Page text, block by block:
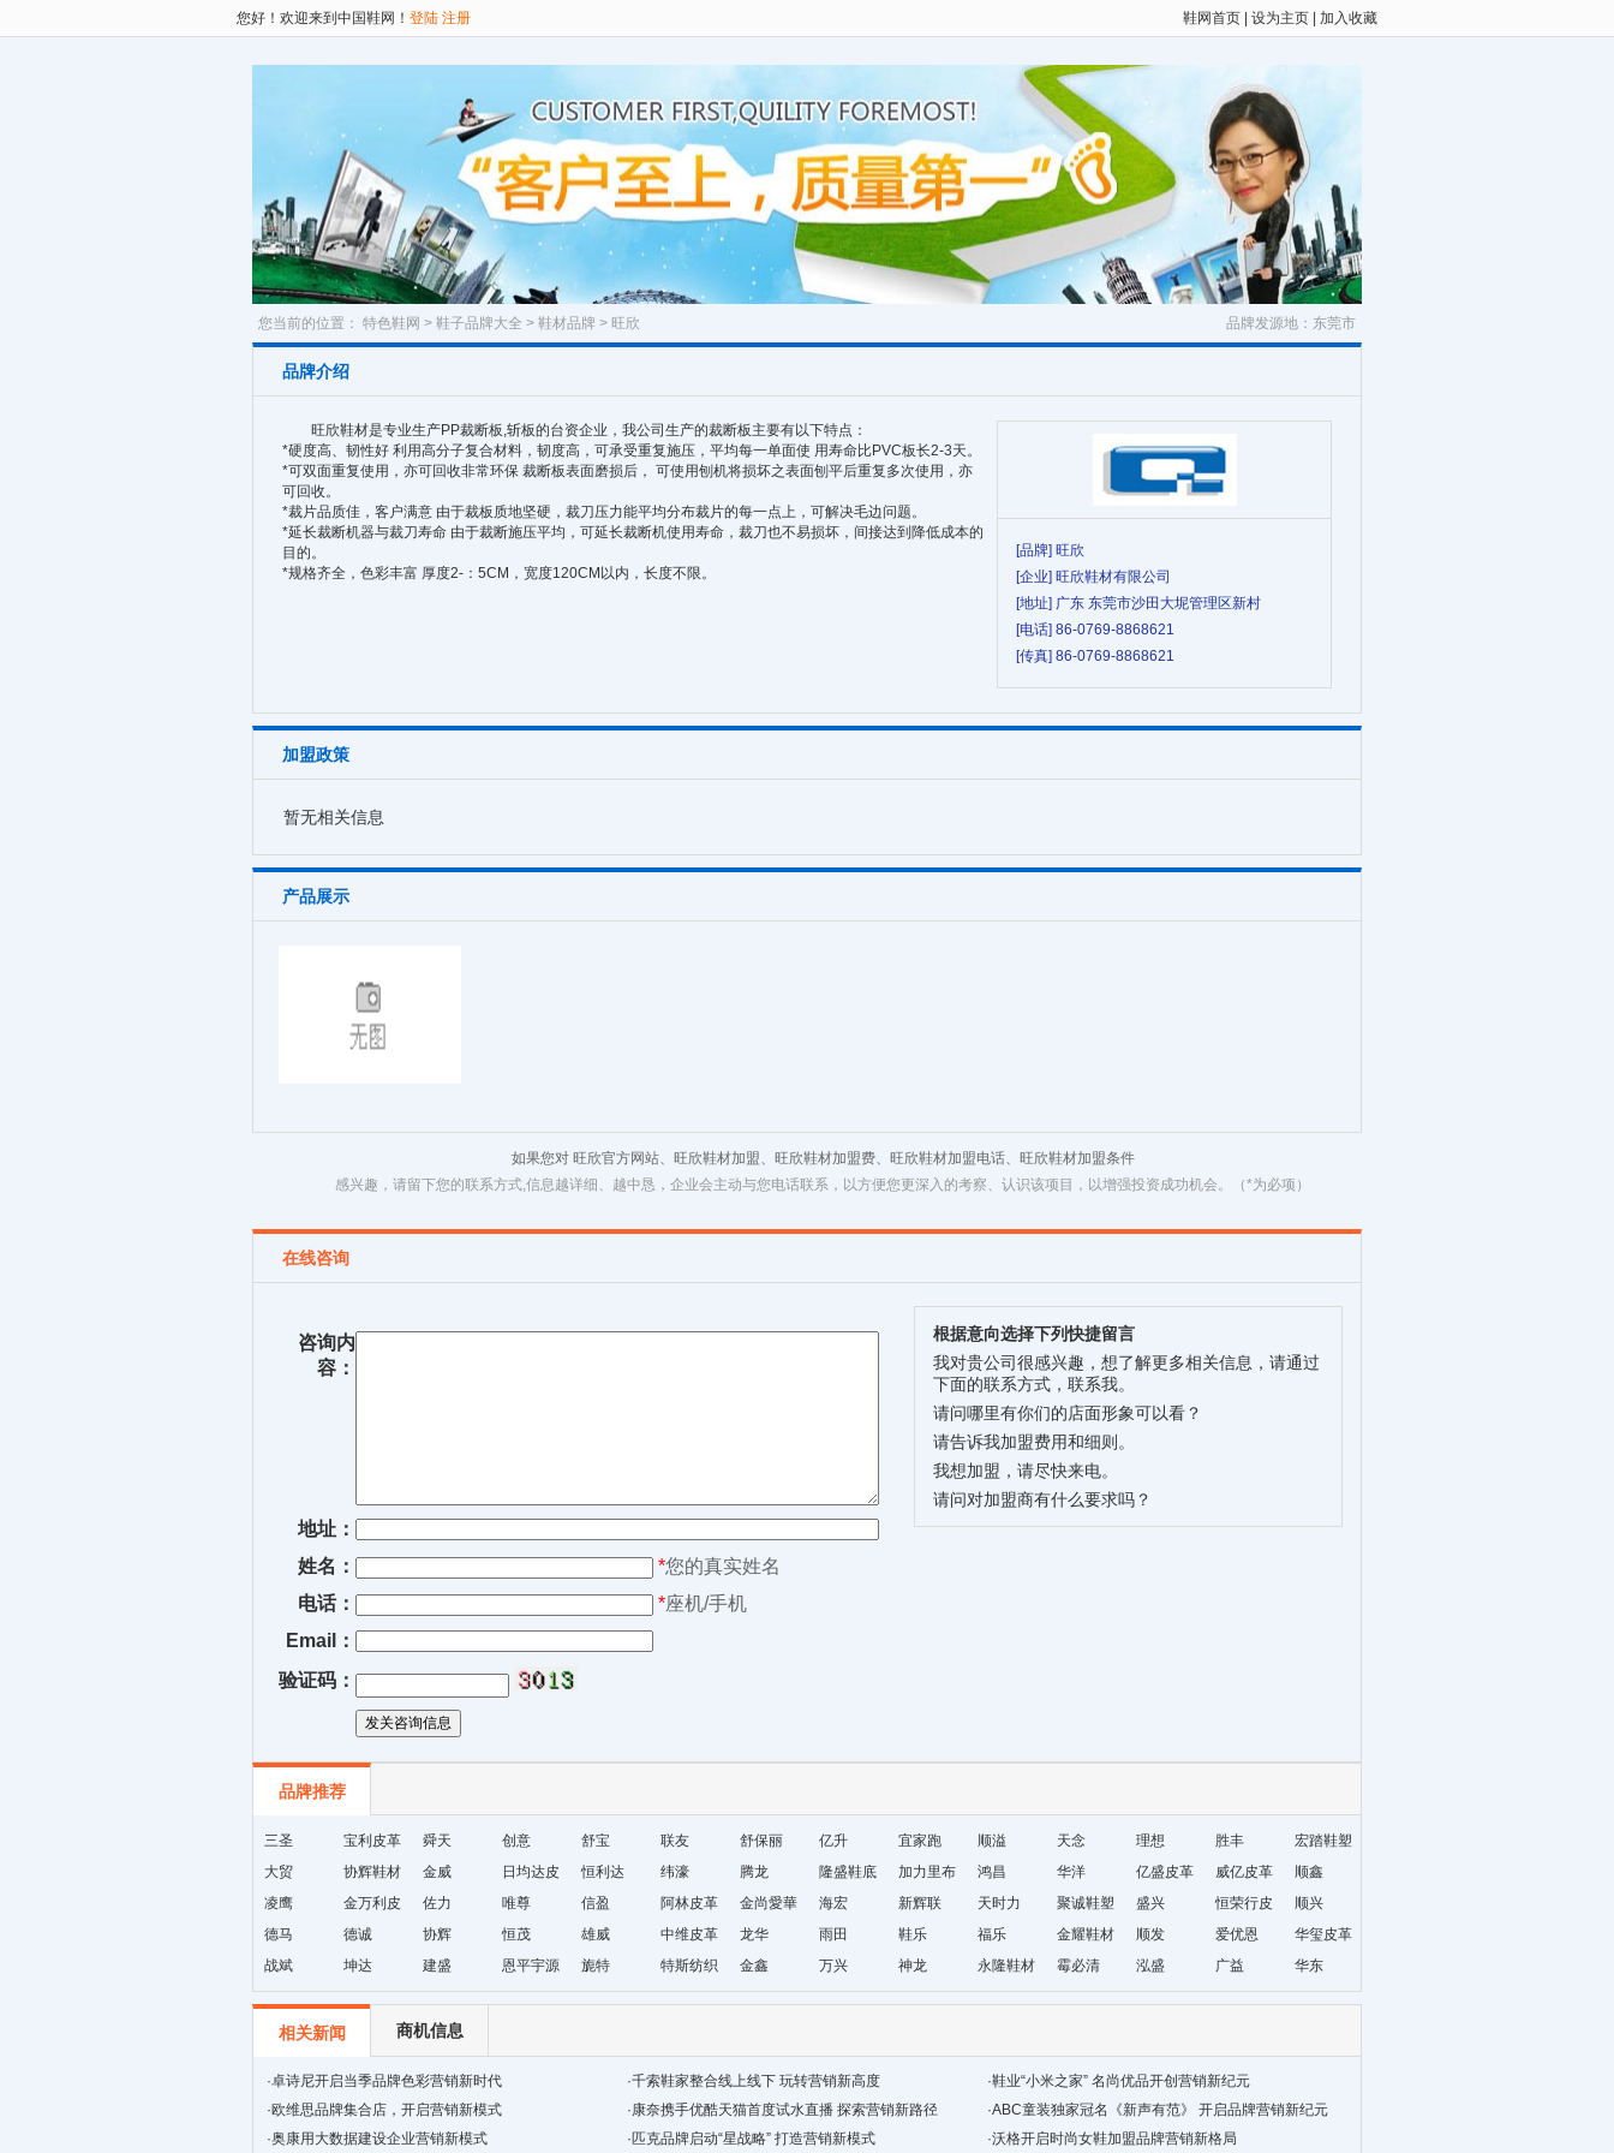
鞋网首页 设为主页 加入收藏
您好！欢迎来到中国鞋网！ 登陆 注册
品牌发源地：东莞市
您当前的位置： 特色鞋网 > 鞋子品牌大全 > 鞋材品牌 > 旺欣
品牌介绍
[品牌] 旺欣
[企业] 旺欣鞋材有限公司
[地址] 广东 东莞市沙田大坭管理区新村
[电话] 86-0769-8868621
[传真] 86-0769-8868621
旺欣鞋材是专业生产PP裁断板,斩板的台资企业，我公司生产的裁断板主要有以下特点：
*硬度高、韧性好 利用高分子复合材料，韧度高，可承受重复施压，平均每一单面使 用寿命比PVC板长2-3天。
*可双面重复使用，亦可回收非常环保 裁断板表面磨损后， 可使用刨机将损坏之表面刨平后重复多次使用，亦
可回收。
*裁片品质佳，客户满意 由于裁板质地坚硬，裁刀压力能平均分布裁片的每一点上，可解决毛边问题。
*延长裁断机器与裁刀寿命 由于裁断施压平均，可延长裁断机使用寿命，裁刀也不易损坏，间接达到降低成本的
目的。
*规格齐全，色彩丰富 厚度2-：5CM，宽度120CM以内，长度不限。
加盟政策
暂无相关信息
产品展示
如果您对 旺欣官方网站、旺欣鞋材加盟、旺欣鞋材加盟费、旺欣鞋材加盟电话、旺欣鞋材加盟条件
感兴趣，请留下您的联系方式,信息越详细、越中恳，企业会主动与您电话联系，以方便您更深入的考察、认识该项目，以增强投资成功机会。（*为必项）
在线咨询
咨询内
容：
地址：
姓名：
*您的真实姓名
电话：
*座机/手机
Email：
验证码：
根据意向选择下列快捷留言
我对贵公司很感兴趣，想了解更多相关信息，请通过
下面的联系方式，联系我。
请问哪里有你们的店面形象可以看？
请告诉我加盟费用和细则。
我想加盟，请尽快来电。
请问对加盟商有什么要求吗？
品牌推荐
三圣 宝利皮革 舜天 创意 舒宝 联友 舒保丽 亿升 宜家跑 顺溢 天念 理想 胜丰
宏踏鞋塑
大贸
协辉鞋材
有限公司
金威
日均达皮
革
恒利达 纬濠 腾龙 隆盛鞋底 加力里布 鸿昌 华洋 亿盛皮革 威亿皮革
顺鑫
凌鹰
金万利皮
革
佐力 唯尊 信盈 阿林皮革 金尚愛華 海宏 新辉联 天时力 聚诚鞋塑 盛兴
恒荣行皮
革
顺兴
德马
德诚 协辉 恒茂 雄威 中维皮革 龙华 雨田 鞋乐 福乐 金耀鞋材 顺发 爱优恩
华玺皮革
战斌
坤达 建盛
恩平宇源
无纺鞋材
旎特
特斯纺织
皮革
金鑫 万兴 神龙 永隆鞋材 霉必清 泓盛 广益 华东
相关新闻 商机信息
·卓诗尼开启当季品牌色彩营销新时代 ·千索鞋家整合线上线下 玩转营销新高度 ·鞋业“小米之家” 名尚优品开创营销新纪元
·欧维思品牌集合店，开启营销新模式 ·康奈携手优酷天猫首度试水直播 探索营销新路径 ·ABC童装独家冠名《新声有范》 开启品牌营销新纪元
·奥康用大数据建设企业营销新模式 · 匹克品牌启动“星战略” 打造营销新模式 ·沃格开启时尚女鞋加盟品牌营销新格局